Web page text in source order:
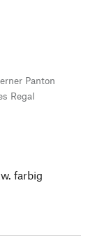
Panton
Regal
farbig